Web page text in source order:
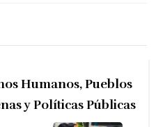
Humanos, Pueblos
y Políticas Públicas